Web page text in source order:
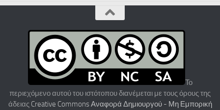
Το
περιεχόμενο αυτού του ιστότοπου διανέμεται με τους όρους της
άδειας Creative Commons Αναφορά Δημιουργού - Μη Εμπορική